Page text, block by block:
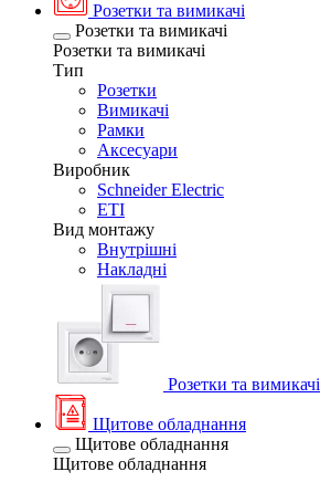
Розетки та вимикачі
Розетки та вимикачі
Розетки та вимикачі
Тип
Розетки
Вимикачі
Рамки
Аксесуари
Виробник
Schneider Electric
ETI
Вид монтажу
Внутрішні
Накладні
Розетки та вимикачі
Щитове обладнання
Щитове обладнання
Щитове обладнання